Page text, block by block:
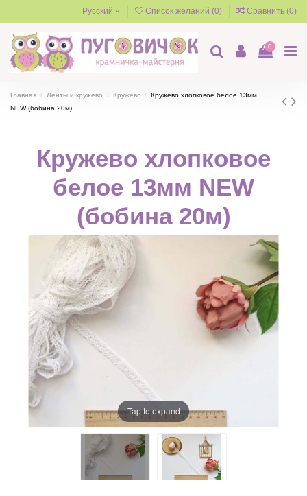
Русский Список желаний (0) Сравнить (0)
0
Главная Ленты и кружево Кружево
Кружево хлопковое белое 13мм
NEW (бобина 20м)
Кружево хлопковое
белое 13мм NEW
(бобина 20м)
Tap to expand